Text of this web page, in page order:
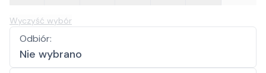
Wyczyść wybór
Odbiór:
Nie wybrano